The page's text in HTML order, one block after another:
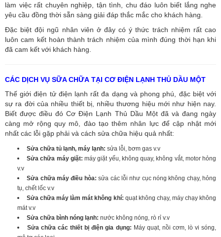
làm việc rất chuyên nghiệp, tận tình, chu đáo luôn biết lắng nghe
yêu cầu đồng thời sẵn sàng giải đáp thắc mắc cho khách hàng.
Đặc biệt đội ngũ nhân viên ở đây có ý thức trách nhiệm rất cao
luôn cam kết hoàn thành trách nhiệm của mình đúng thời hạn khi
đã cam kết với khách hàng.
CÁC DỊCH VỤ SỮA CHỮA TẠI CƠ ĐIỆN LẠNH THỦ DẦU MỘT
Thế giới điện tử điện lạnh rất đa dạng và phong phú, đặc biệt với
sự ra đời của nhiều thiết bị, nhiều thương hiệu mới như hiện nay.
Biết được điều đó Cơ Điện Lạnh Thủ Dầu Một đã và đang ngày
càng mở rộng quy mô, đào tạo thêm nhân lực để cập nhật mới
nhất các lỗi gặp phải và cách sửa chữa hiệu quả nhất:
Sửa chữa tủ lạnh, máy lạnh: sửa lỗi, bơm gas v.v
Sửa chữa máy giặt:máy giặt yếu, không quay, không vắt, motor hỏng
v.v
Sửa chữa máy điều hòa: sửa các lỗi như cục nóng không chạy, hỏng
tụ, chết lốc v.v
Sửa chữa máy làm mát không khí: quạt không chạy, máy chạy không
mát v.v
Sửa chữa bình nóng lạnh: nước không nóng, rò rỉ v.v
Sửa chữa các thiết bị điện gia dụng: Máy quạt, nồi cơm, lò vi sóng,